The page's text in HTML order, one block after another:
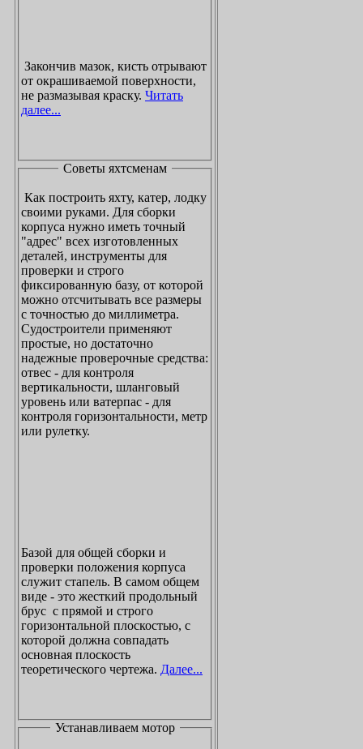
Закончив мазок, кисть отрывают
от окрашиваемой поверхности,
не размазывая краску. Читать
далее...
Советы яхтсменам
Как построить яхту, катер, лодку
своими руками. Для сборки
корпуса нужно иметь точный
"адрес" всех изготовленных
деталей, инструменты для
проверки и строго
фиксированную базу, от которой
можно отсчитывать все размеры
с точностью до миллиметра.
Судостроители применяют
простые, но достаточно
надежные проверочные средства:
отвес - для контроля
вертикальности, шланговый
уровень или ватерпас - для
контроля горизонтальности, метр
или рулетку.
Базой для общей сборки и
проверки положения корпуса
служит стапель. В самом общем
виде - это жесткий продольный
брус с прямой и строго
горизонтальной плоскостью, с
которой должна совпадать
основная плоскость
теоретического чертежа. Далее...
Устанавливаем мотор